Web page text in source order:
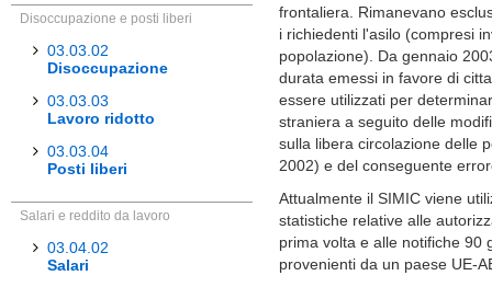
Disoccupazione e posti liberi
03.03.02
Disoccupazione
03.03.03
Lavoro ridotto
03.03.04
Posti liberi
Salari e reddito da lavoro
03.04.02
Salari
frontaliera. Rimanevano
i richiedenti l'asilo (compresi
popolazione). Da gennaio
durata emessi in favore di
essere utilizzati per
straniera a seguito delle
sulla libera circolazione delle
2002) e del conseguente
Attualmente il SIMIC viene
statistiche relative alle
prima volta e alle notifiche 90
provenienti da un paese UE-